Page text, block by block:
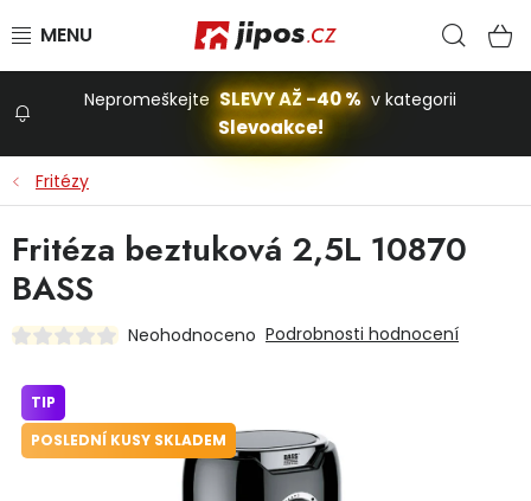
Stavba a dům
Domácnost
Nepromeškejte SLEVY AŽ -40 % v kategorii
Slevoakce!
Fritézy
Fritéza beztuková 2,5L 10870
BASS
Neohodnoceno Podrobnosti hodnocení
TIP
POSLEDNÍ KUSY SKLADEM